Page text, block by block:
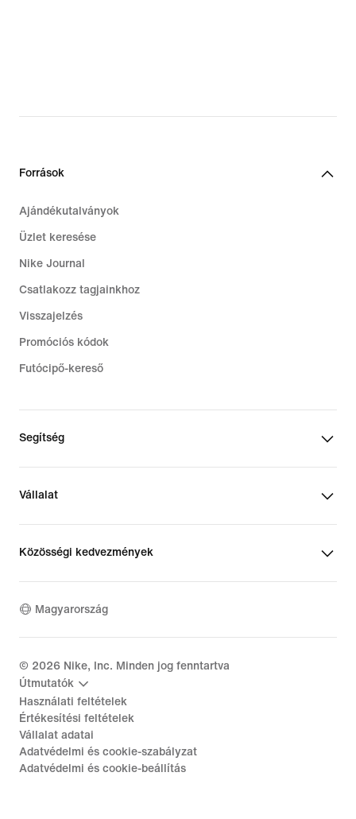
Források
Ajándékutalványok
Üzlet keresése
Nike Journal
Csatlakozz tagjainkhoz
Visszajelzés
Promóciós kódok
Futócipő-kereső
Segítség
Vállalat
Közösségi kedvezmények
Magyarország
© 2026 Nike, Inc. Minden jog fenntartva
Útmutatók
Használati feltételek
Értékesítési feltételek
Vállalat adatai
Adatvédelmi és cookie-szabályzat
Adatvédelmi és cookie-beállítás